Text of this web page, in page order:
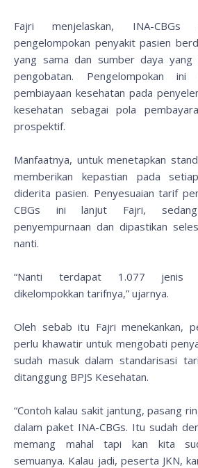
Fajri menjelaskan, INA-CBGs
pengelompokan penyakit pasien
yang sama dan sumber daya yang
pengobatan. Pengelompokan ini
pembiayaan kesehatan pada
kesehatan sebagai pola
prospektif.
Manfaatnya, untuk menetapkan
memberikan kepastian pada
diderita pasien. Penyesuaian tarif
CBGs ini lanjut Fajri,
penyempurnaan dan dipastikan
nanti.
“Nanti terdapat 1.077 jenis
dikelompokkan tarifnya,” ujarnya.
Oleh sebab itu Fajri menekankan,
perlu khawatir untuk mengobati
sudah masuk dalam standarisasi
ditanggung BPJS Kesehatan.
“Contoh kalau sakit jantung, pasang
dalam paket INA-CBGs. Itu sudah
memang mahal tapi kan kita
semuanya. Kalau jadi, peserta JKN,